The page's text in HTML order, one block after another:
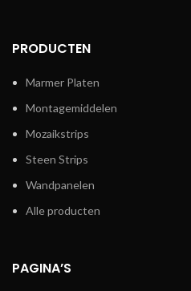
PRODUCTEN
Marmer Platen
Montagemiddelen
Mozaikstrips
Steen Strips
Wandpanelen
Alle producten
PAGINA’S